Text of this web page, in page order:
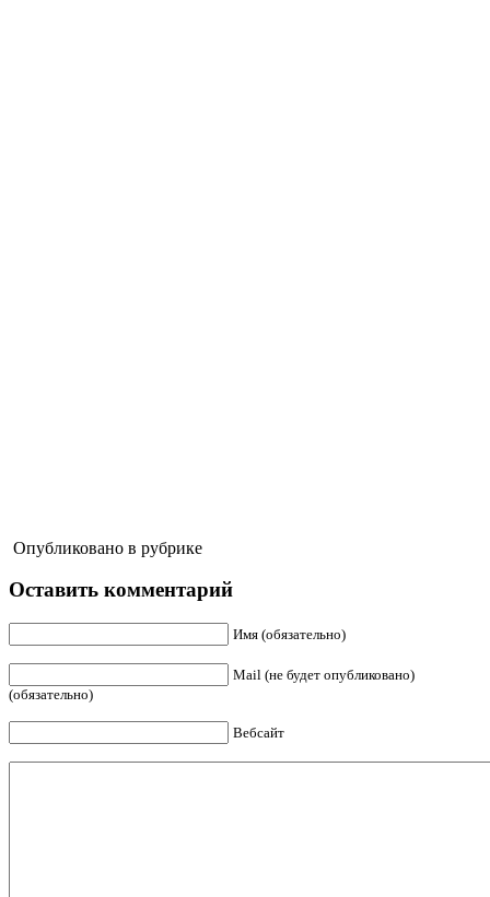
Опубликовано в рубрике
Оставить комментарий
Имя (обязательно)
Mail (не будет опубликовано)
(обязательно)
Вебсайт